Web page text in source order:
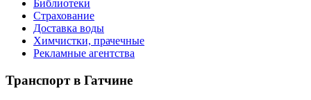
Библиотеки
Страхование
Доставка воды
Химчистки, прачечные
Рекламные агентства
Транспортв Гатчине